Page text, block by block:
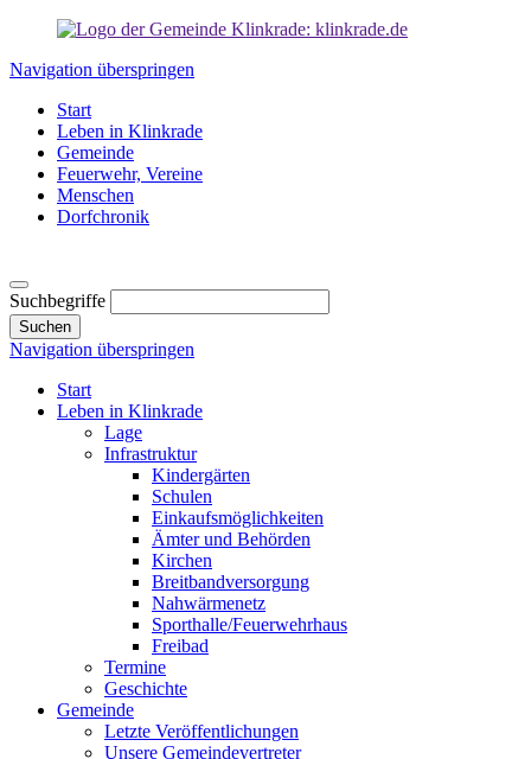
Navigation überspringen
Start
Leben in Klinkrade
Gemeinde
Feuerwehr, Vereine
Menschen
Dorfchronik
Suchbegriffe
Suchen
Navigation überspringen
Start
Leben in Klinkrade
Lage
Infrastruktur
Kindergärten
Schulen
Einkaufsmöglichkeiten
Ämter und Behörden
Kirchen
Breitbandversorgung
Nahwärmenetz
Sporthalle/Feuerwehrhaus
Freibad
Termine
Geschichte
Gemeinde
Letzte Veröffentlichungen
Unsere Gemeindevertreter